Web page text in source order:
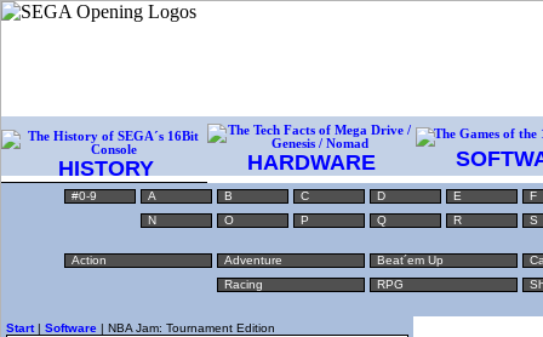
HISTORY HARDWARE
#0-9 A B C D E
F
N
O P Q R S
Action Adventure Beat´em Up
Racing
RPG
Start| Software | NBA Jam: Tournament Edition